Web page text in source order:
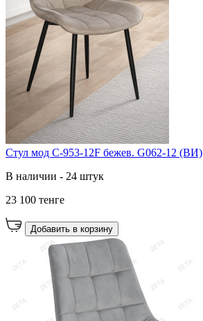
Cтул мод C-953-12F бежев. G062-12 (ВИ)
В наличии - 24 штук
23 100 тенге
Добавить в корзину